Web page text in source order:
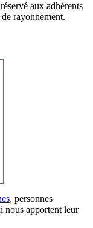
aux adhérents
rayonnement.
, personnes
nous apportent leur